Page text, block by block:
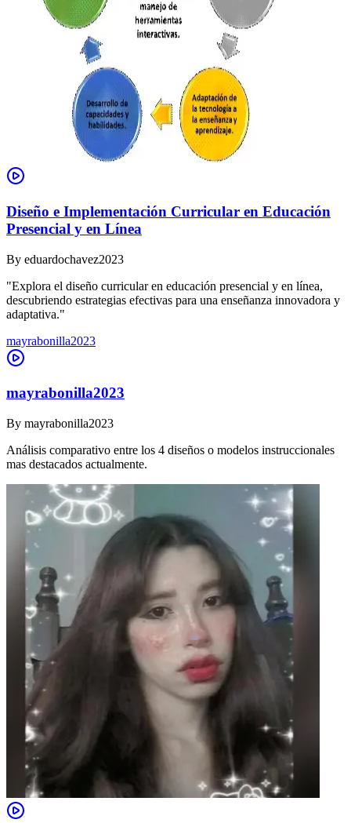
Diseño e Implementación Curricular en Educación
Presencial y en Línea
By eduardochavez2023
"Explora el diseño curricular en educación presencial y en línea,
descubriendo estrategias efectivas para una enseñanza innovadora y
adaptativa."
mayrabonilla2023
mayrabonilla2023
By mayrabonilla2023
Análisis comparativo entre los 4 diseños o modelos instruccionales
mas destacados actualmente.